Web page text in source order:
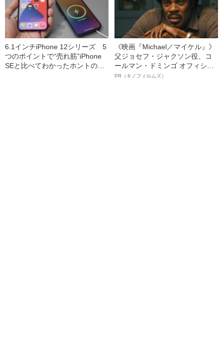
6.1インチiPhone 12シリーズ 5
つのポイントで“売れ筋”iPhone
SEと比べてわかったホントの使
《映画『Michael／マイケル』》
父ジョセフ・ジャクソン役、コ
ールマン・ドミンゴ オフィシャ
ルインタビュー“観客を魅了した
PR（キノフィルムズ）